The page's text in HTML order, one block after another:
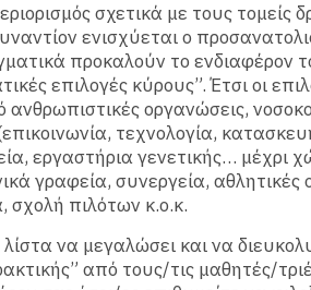
σχετικά με τους τομείς
ενισχύεται ο
προκαλούν το ενδιαφέρον
επιλογές κύρους”. Έτσι οι
οργανώσεις,
τεχνολογία,
εργαστήρια γενετικής… μέχρι
γραφεία, συνεργεία,
σχολή πιλότων κ.ο.κ.
να μεγαλώσει και να
από τους/τις μαθητές/